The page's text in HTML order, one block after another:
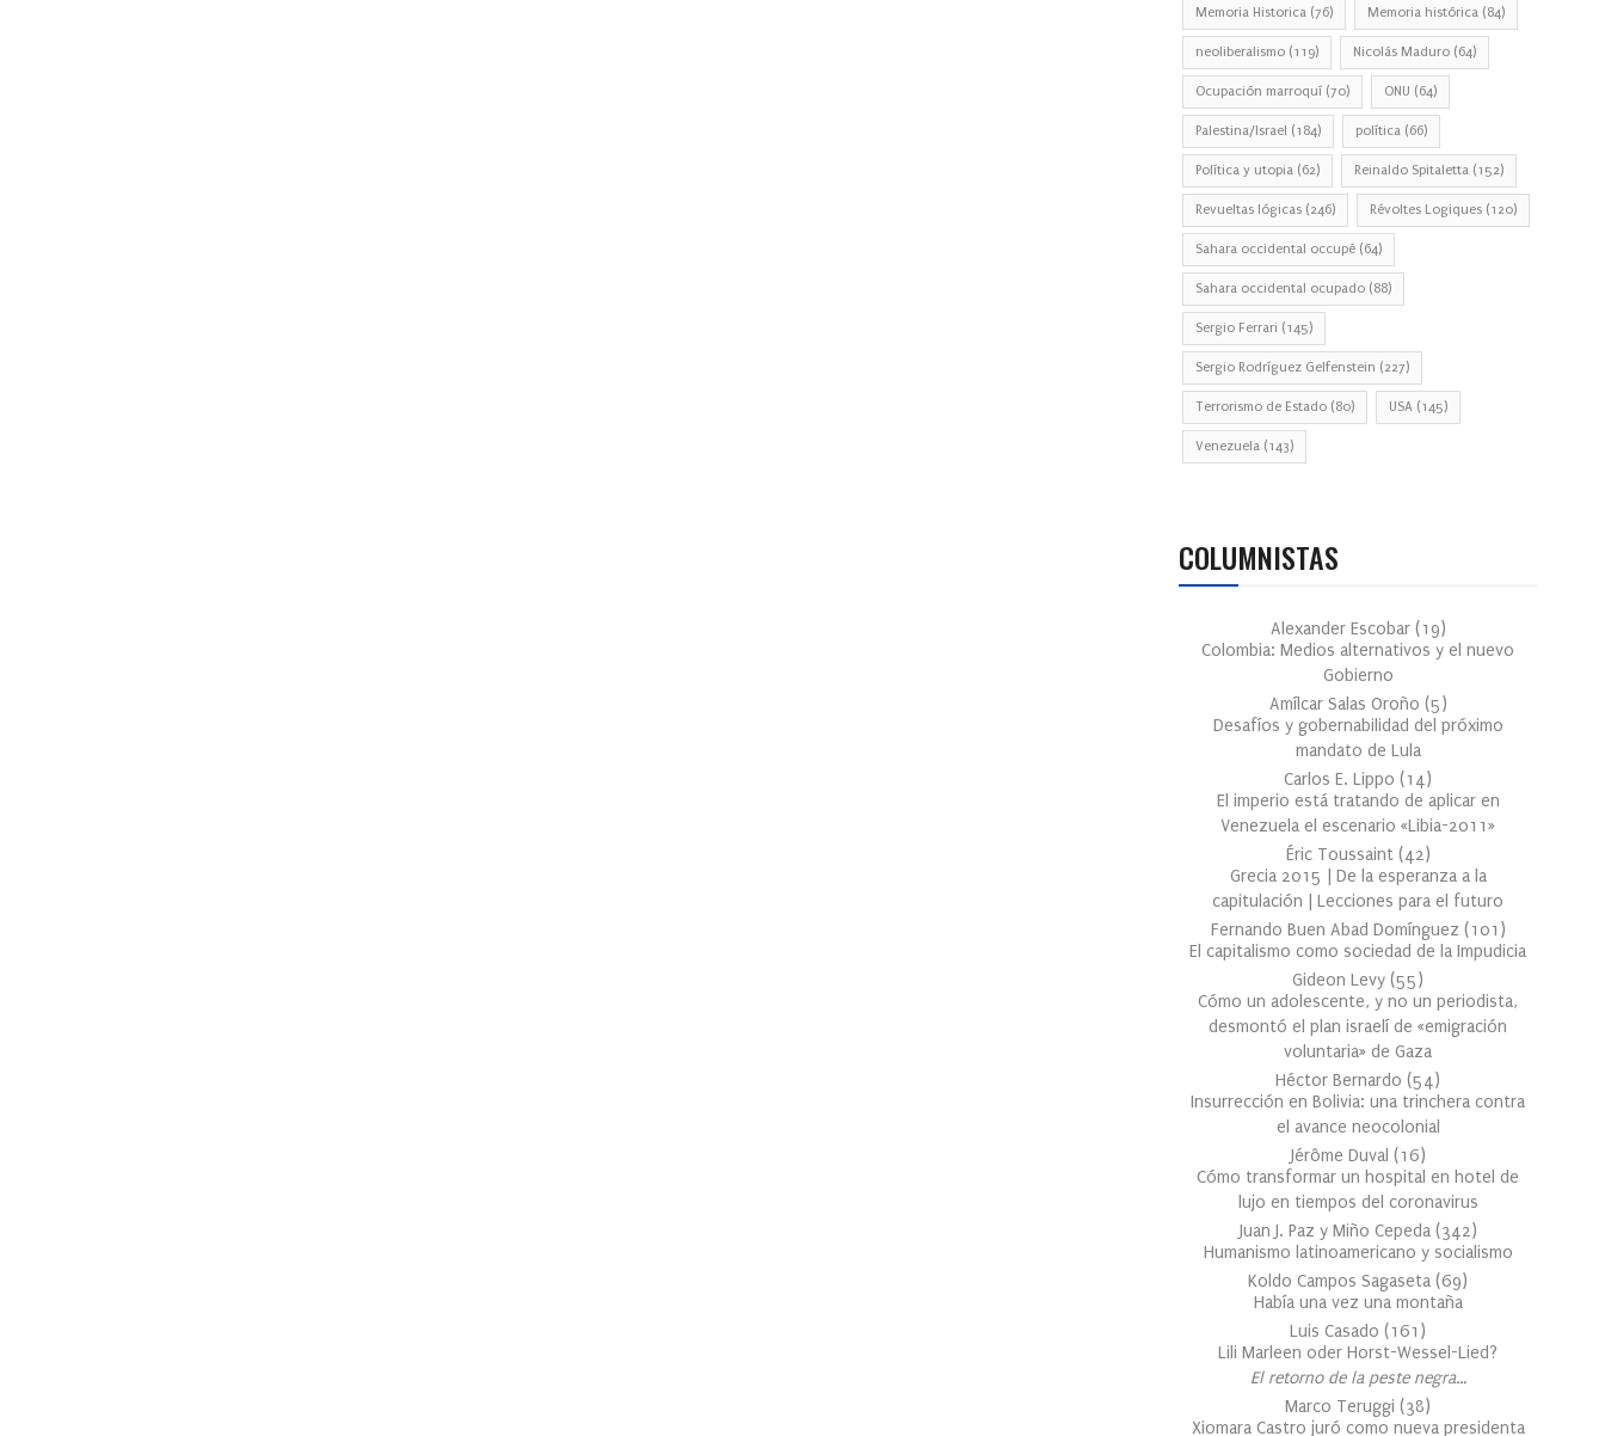
Memoria Historica (76) Memoria histórica (84)
neoliberalismo (119) Nicolás Maduro (64)
Ocupación marroquí (70) ONU (64)
Palestina/Israel (184) política (66)
Política y utopia (62) Reinaldo Spitaletta (152)
Revueltas lógicas (246) Révoltes Logiques (120)
Sahara occidental occupé (64)
Sahara occidental ocupado (88)
Sergio Ferrari (145)
Sergio Rodríguez Gelfenstein (227)
Terrorismo de Estado (80) USA (145)
Venezuela (143)
COLUMNISTAS
Alexander Escobar (19)
Colombia: Medios alternativos y el nuevo
Gobierno
Amílcar Salas Oroño (5)
Desafíos y gobernabilidad del próximo
mandato de Lula
Carlos E. Lippo (14)
El imperio está tratando de aplicar en
Venezuela el escenario «Libia-2011»
Éric Toussaint (42)
Grecia 2015 | De la esperanza a la
capitulación | Lecciones para el futuro
Fernando Buen Abad Domínguez (101 )
El capitalismo como sociedad de la Impudicia
Gideon Levy (55)
Cómo un adolescente, y no un periodista,
desmontó el plan israelí de «emigración
voluntaria» de Gaza
Héctor Bernardo (54)
Insurrección en Bolivia: una trinchera contra
el avance neocolonial
Jérôme Duval (16)
Cómo transformar un hospital en hotel de
lujo en tiempos del coronavirus
Juan J. Paz y Miño Cepeda (342)
Humanismo latinoamericano y socialismo
Koldo Campos Sagaseta (69)
Había una vez una montaña
Luis Casado (161 )
Lili Marleen oder Horst-Wessel-Lied?
El retorno de la peste negra…
Marco Teruggi (38)
Xiomara Castro juró como nueva presidenta